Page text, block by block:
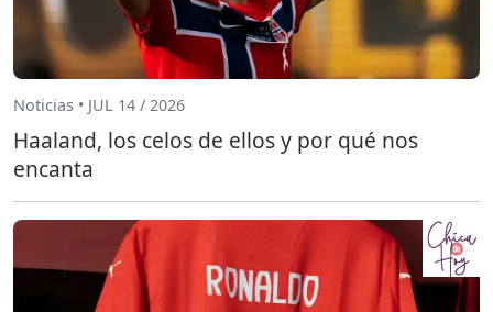
Noticias • JUL 14 / 2026
Haaland, los celos de ellos y por qué nos
encanta